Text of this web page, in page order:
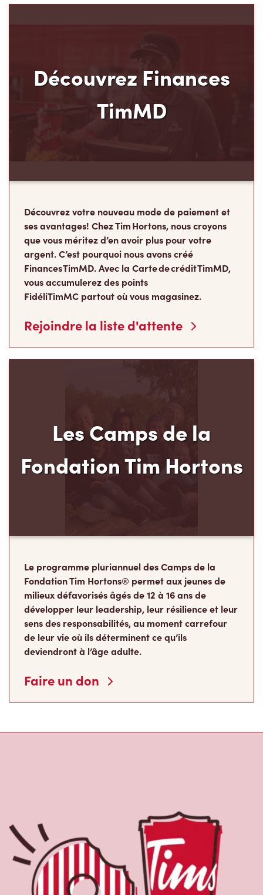
Découvrez Finances
TimMD
Découvrez votre nouveau mode de paiement et
ses avantages! Chez Tim Hortons, nous croyons
que vous méritez d’en avoir plus pour votre
argent. C’est pourquoi nous avons créé
Finances TimMD. Avec la Carte de crédit TimMD,
vous accumulerez des points
FidéliTimMC partout où vous magasinez.
Rejoindre la liste d'attente
Les Camps de la
Fondation Tim Hortons
Le programme pluriannuel des Camps de la
Fondation Tim Hortons® permet aux jeunes de
milieux défavorisés âgés de 12 à 16 ans de
développer leur leadership, leur résilience et leur
sens des responsabilités, au moment carrefour
de leur vie où ils déterminent ce qu’ils
deviendront à l’âge adulte.
Faire un don